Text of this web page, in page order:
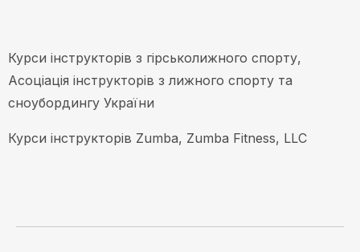
Курси інструкторів з гірськолижного спорту,
Асоціація інструкторів з лижного спорту та
сноубордингу України
Курси інструкторів Zumba, Zumba Fitness, LLC